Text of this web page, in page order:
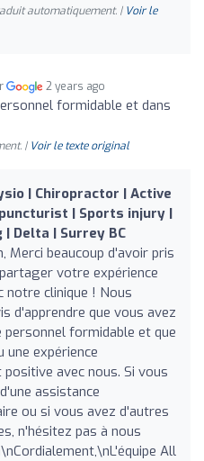
automatiquement. | Voir le
2 years ago
formidable et dans
| Voir le texte original
| Chiropractor | Active
| Sports injury |
| Delta | Surrey BC
Merci beaucoup d'avoir pris
votre expérience
notre clinique ! Nous
d'apprendre que vous avez
formidable et que
une expérience
avec nous. Si vous
assistance
ou si vous avez d'autres
n'hésitez pas à nous
All